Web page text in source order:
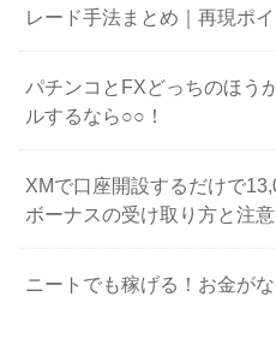
レード手法まとめ｜再現ポ
パチンコとFXどっちのほう
ルするなら○○！
XMで口座開設するだけで
ボーナスの受け取り方と注
ニートでも稼げる！お金が